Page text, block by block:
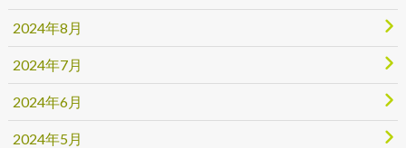
2024年8月
2024年7月
2024年6月
2024年5月